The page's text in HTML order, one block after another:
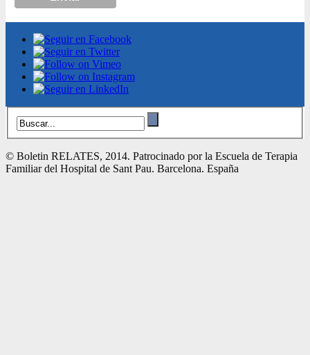
© Boletin RELATES, 2014. Patrocinado por la Escuela de Terapia
Familiar del Hospital de Sant Pau. Barcelona. España